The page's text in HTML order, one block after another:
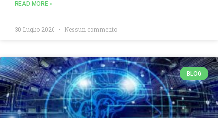
READ MORE »
30 Luglio 2026 Nessun commento
BLOG